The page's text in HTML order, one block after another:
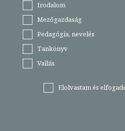
Irodalom
Mezőgazdaság
Pedagógia, nevelés
Tankönyv
Vallás
Elolvastam és